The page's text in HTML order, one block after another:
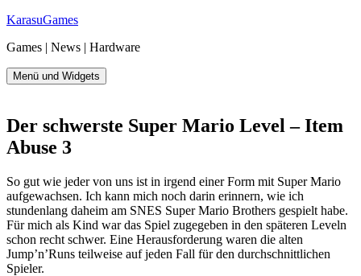
Zum
springen
KarasuGames
Games | News | Hardware
Menü und Widgets
Der schwerste Super Mario Level – Item
Abuse 3
So gut wie jeder von uns ist in irgend einer Form mit Super Mario
aufgewachsen. Ich kann mich noch darin erinnern, wie ich
stundenlang daheim am SNES Super Mario Brothers gespielt habe.
Für mich als Kind war das Spiel zugegeben in den späteren Leveln
schon recht schwer. Eine Herausforderung waren die alten
Jump’n’Runs teilweise auf jeden Fall für den durchschnittlichen
Spieler.